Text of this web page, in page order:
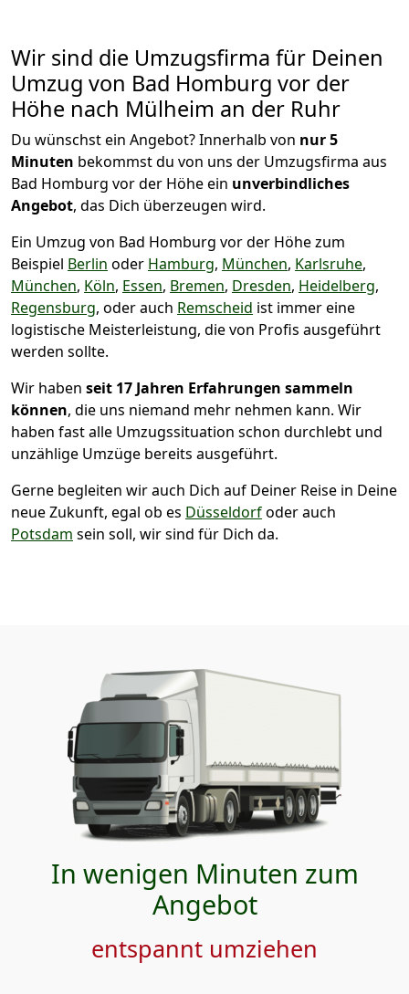
Wir sind die Umzugsfirma für Deinen
Umzug von Bad Homburg vor der
Höhe nach Mülheim an der Ruhr
Du wünschst ein Angebot? Innerhalb von nur 5
Minuten bekommst du von uns der Umzugsfirma aus
Bad Homburg vor der Höhe ein unverbindliches
Angebot, das Dich überzeugen wird.
Ein Umzug von Bad Homburg vor der Höhe zum
Beispiel Berlin oder Hamburg, München, Karlsruhe,
München, Köln, Essen, Bremen, Dresden, Heidelberg,
Regensburg, oder auch Remscheid ist immer eine
logistische Meisterleistung, die von Profis ausgeführt
werden sollte.
Wir haben seit 17 Jahren Erfahrungen sammeln
können, die uns niemand mehr nehmen kann. Wir
haben fast alle Umzugssituation schon durchlebt und
unzählige Umzüge bereits ausgeführt.
Gerne begleiten wir auch Dich auf Deiner Reise in Deine
neue Zukunft, egal ob es Düsseldorfoder auch
Potsdam sein soll, wir sind für Dich da.
In wenigen Minuten zum
Angebot
entspannt umziehen